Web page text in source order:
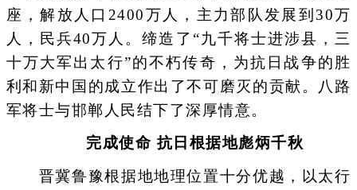
座，解放人口2400万人，主力部队发展到30万
人，民兵40万人。缔造了“九千将士进涉县，三
十万大军出太行”的不朽传奇，为抗日战争的胜
利和新中国的成立作出了不可磨灭的贡献。八路
军将士与邯郸人民结下了深厚情意。
完成使命 抗日根据地彪炳千秋
晋冀鲁豫根据地地理位置十分优越，以太行